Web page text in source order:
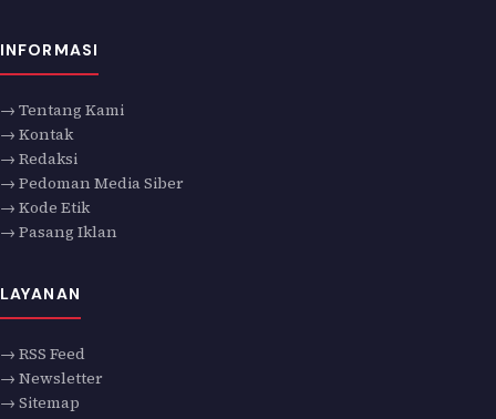
INFORMASI
→ Tentang Kami
→ Kontak
→ Redaksi
→ Pedoman Media Siber
→ Kode Etik
→ Pasang Iklan
LAYANAN
→ RSS Feed
→ Newsletter
→ Sitemap